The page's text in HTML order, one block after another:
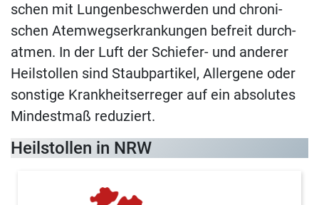
schen mit Lun­gen­be­schwer­den und chro­ni­
schen Atem­wegs­er­kran­kun­gen be­freit durch­
at­men. In der Luft der Schie­fer- und an­de­rer
Heil­stol­len sind Staub­par­ti­kel, All­er­ge­ne oder
sons­ti­ge Krank­heits­er­re­ger auf ein ab­so­lu­tes
Min­dest­maß reduziert.
Heil­stol­len in NRW